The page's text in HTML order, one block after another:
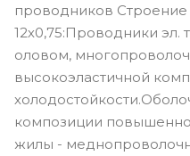
проводников
12х0,75:Проводники
оловом,
высокоэластичной
композиции
жилы -